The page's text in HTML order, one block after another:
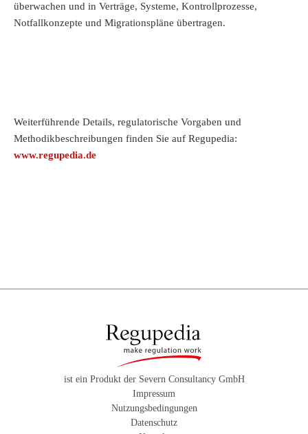
überwachen und in Verträge, Systeme, Kontrollprozesse,
Notfallkonzepte und Migrationspläne übertragen.
Weiterführende Details, regulatorische Vorgaben und
Methodikbeschreibungen finden Sie auf Regupedia:
www.regupedia.de
ist ein Produkt der Severn Consultancy GmbH
Impressum
Nutzungsbedingungen
Datenschutz